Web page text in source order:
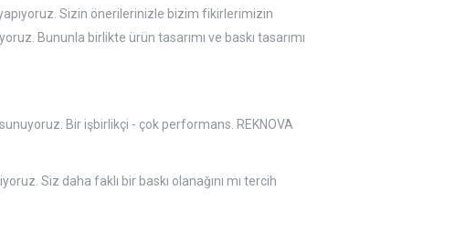
Sizin önerilerinizle bizim fikirlerimizin
Bununla birlikte ürün tasarımı ve baskı tasarımı
Bir işbirlikçi - çok performans. REKNOVA
Siz daha faklı bir baskı olanağını mı tercih